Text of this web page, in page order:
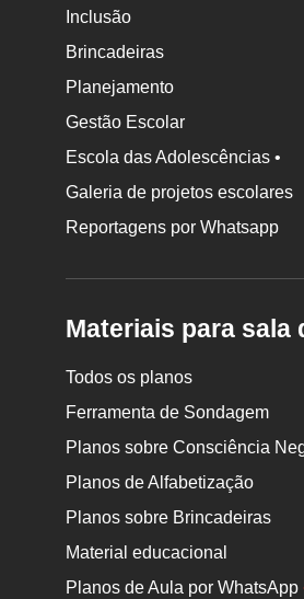
Inclusão
Brincadeiras
Planejamento
Gestão Escolar
Escola das Adolescências •
Galeria de projetos escolares
Reportagens por Whatsapp
Materiais para sala
Todos os planos
Ferramenta de Sondagem
Planos sobre Consciência
Planos de Alfabetização
Planos sobre Brincadeiras
Material educacional
Planos de Aula por WhatsApp